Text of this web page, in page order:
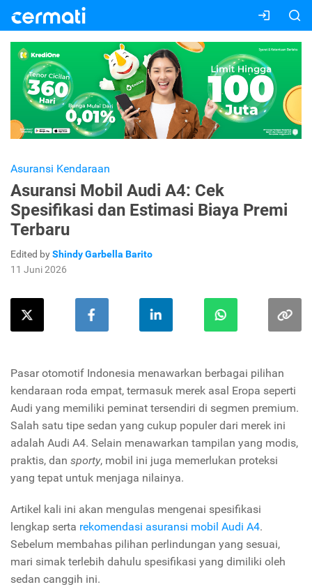
Asuransi Kendaraan
Asuransi Mobil Audi A4: Cek
Spesifikasi dan Estimasi Biaya Premi
Terbaru
Edited byShindy Garbella Barito
11 Juni 2026
Pasar otomotif Indonesia menawarkan berbagai pilihan
kendaraan roda empat, termasuk merek asal Eropa seperti
Audi yang memiliki peminat tersendiri di segmen premium.
Salah satu tipe sedan yang cukup populer dari merek ini
adalah Audi A4. Selain menawarkan tampilan yang modis,
praktis, dan sporty, mobil ini juga memerlukan proteksi
yang tepat untuk menjaga nilainya.
Artikel kali ini akan mengulas mengenai spesifikasi
lengkap serta rekomendasi asuransi mobil Audi A4.
Sebelum membahas pilihan perlindungan yang sesuai,
mari simak terlebih dahulu spesifikasi yang dimiliki oleh
sedan canggih ini.